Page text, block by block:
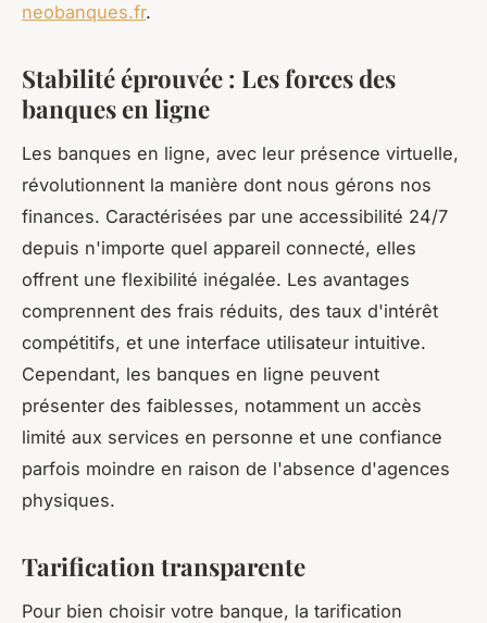
neobanques.fr.
Stabilité éprouvée : Les forces des
banques en ligne
Les banques en ligne, avec leur présence virtuelle,
révolutionnent la manière dont nous gérons nos
finances. Caractérisées par une accessibilité 24/7
depuis n'importe quel appareil connecté, elles
offrent une flexibilité inégalée. Les avantages
comprennent des frais réduits, des taux d'intérêt
compétitifs, et une interface utilisateur intuitive.
Cependant, les banques en ligne peuvent
présenter des faiblesses, notamment un accès
limité aux services en personne et une confiance
parfois moindre en raison de l'absence d'agences
physiques.
Tarification transparente
Pour bien choisir votre banque, la tarification